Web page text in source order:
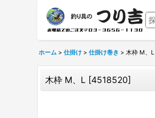
ホーム > 仕掛け > 仕掛け巻き > 木枠 M、L
木枠 M、L [4518520]